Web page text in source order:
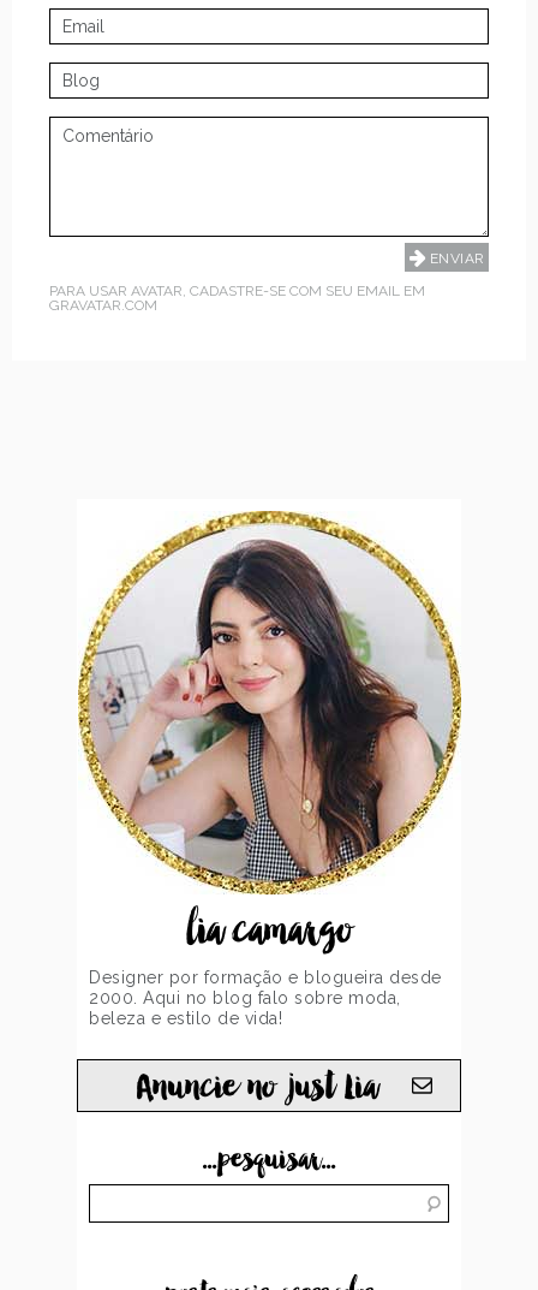
PARA USAR AVATAR, CADASTRE-SE COM SEU EMAIL EM
GRAVATAR.COM
lia camargo
Designer por formação e blogueira desde
2000. Aqui no blog falo sobre moda,
beleza e estilo de vida!
Anuncie no just Lia
...pesquisar...